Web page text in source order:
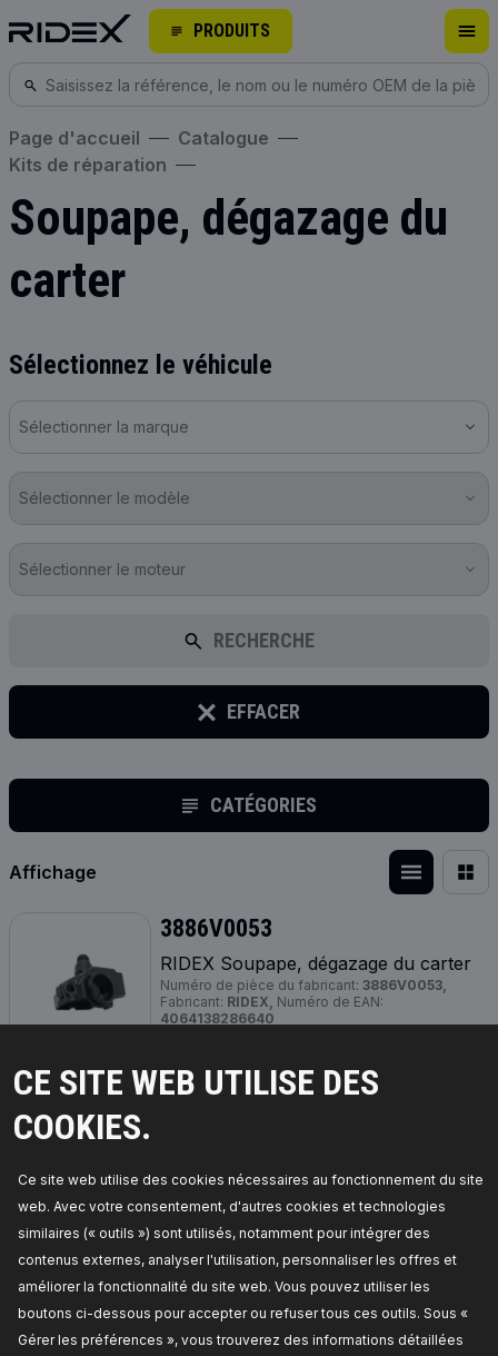
PRODUITS
CE SITE WEB UTILISE DES
COOKIES.
Ce site web utilise des cookies nécessaires au fonctionnement du site
web. Avec votre consentement, d'autres cookies et technologies
similaires (« outils ») sont utilisés, notamment pour intégrer des
contenus externes, analyser l'utilisation, personnaliser les offres et
améliorer la fonctionnalité du site web. Vous pouvez utiliser les
boutons ci-dessous pour accepter ou refuser tous ces outils. Sous «
Gérer les préférences », vous trouverez des informations détaillées
Page d'accueil
Catalogue
Kits de réparation
Soupape, dégazage du
carter
Sélectionnez le véhicule
Sélectionner la marque
Sélectionner le modèle
Sélectionner le moteur
RECHERCHE
EFFACER
CATÉGORIES
Affichage
3886V0053
RIDEX Soupape, dégazage du carter
Numéro de pièce du fabricant: 3886V0053,
Fabricant: RIDEX, Numéro de EAN:
4064138286640
TARIF REVENDEUR